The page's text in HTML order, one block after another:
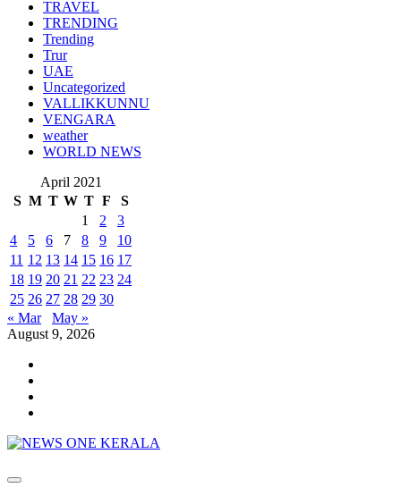
TRAVEL
TRENDING
Trending
Trur
UAE
Uncategorized
VALLIKKUNNU
VENGARA
weather
WORLD NEWS
April 2021
S M T W T F
S
1
2
3
4
5 6 7 8 9
10
11 12 13 14 15 16 17
18 19 20 21 22 23 24
25 26 27 28 29 30
« Mar
May »
August 9, 2026
Primary